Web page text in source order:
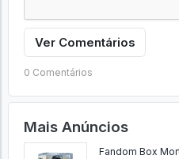
Ver Comentários
0 Comentários
Mais Anúncios
Fandom Box